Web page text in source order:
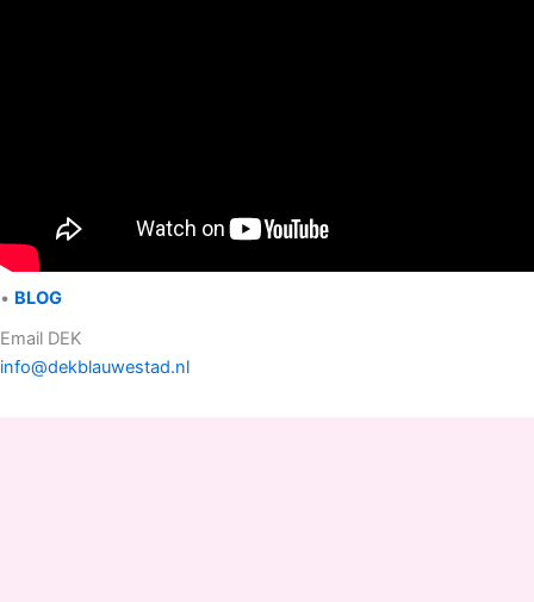
• BLOG
Email DEK
info@dekblauwestad.nl